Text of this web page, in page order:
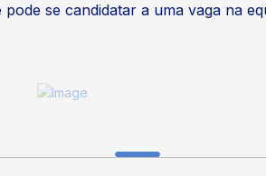
se candidatar a uma vaga na